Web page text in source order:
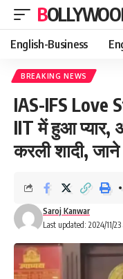
English-Business
BREAKING NEWS
IAS-IFS Love
IIT में हुआ प्यार,
करली शादी,
Last updated: 2024/11/
Saroj Kanwar